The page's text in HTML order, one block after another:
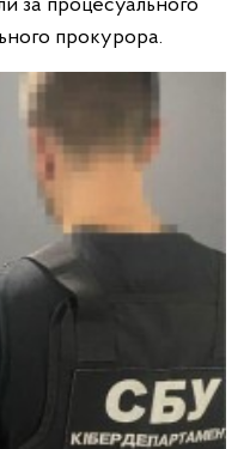
за процесуального
прокурора.